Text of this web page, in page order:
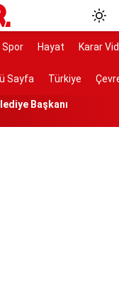
Spor Hayat Karar
Sayfa Türkiye
burası Van!